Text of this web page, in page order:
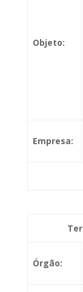
Objeto:
Empresa:
Órgão: